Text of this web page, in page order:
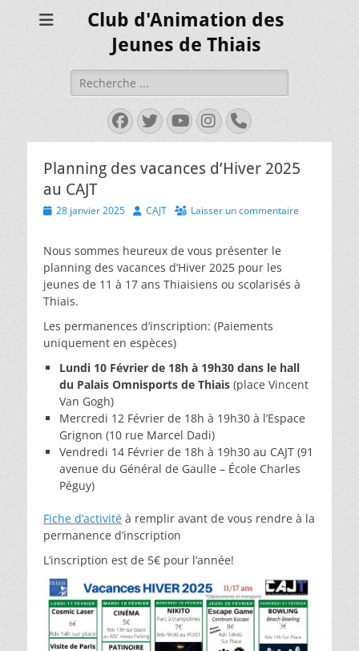
Club d'Animation des
Jeunes de Thiais
Rechercher :
Facebook
Twitter
YouTube
Instagram
Tél
Planning des vacances d’Hiver 2025
au CAJT
Posted
28 janvier 2025 Author
CAJT Laisser un commentaire
Nous sommes heureux de vous présenter le
planning des vacances d’Hiver 2025 pour les
jeunes de 11 à 17 ans Thiaisiens ou scolarisés à
Thiais.
Les permanences d’inscription: (Paiements
uniquement en espèces)
Lundi 10 Février de 18h à 19h30 dans le hall
du Palais Omnisports de Thiais (place Vincent
Van Gogh)
Mercredi 12 Février de 18h à 19h30 à l’Espace
Grignon (10 rue Marcel Dadi)
Vendredi 14 Février de 18h à 19h30 au CAJT (91
avenue du Général de Gaulle – École Charles
Péguy)
Fiche d’activité à remplir avant de vous rendre à la
permanence d’inscription
L’inscription est de 5€ pour l’année!